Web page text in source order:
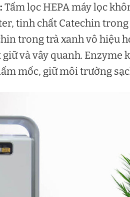
Tấm lọc HEPA máy lọc
tinh chất Catechin trong
trong trà xanh vô hiệu
và vây quanh. Enzyme
mốc, giữ môi trường